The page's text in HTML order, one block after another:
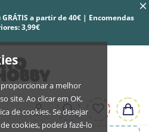
a melhor
site. Ao clicar em OK,
de cookies. Se desejar
cookies, poderá fazê-lo
a partir de 40€ | Encomendas
3,99€